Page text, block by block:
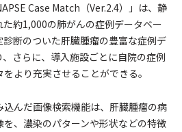
Case Match（Ver.2.4）」は、静
約1,000の肺がんの症例データベー
断のついた肝臓腫瘤の豊富な症例デ
さらに、導入施設ごとに自院の症例
より充実させることができる。
んだ画像検索機能は、肝臓腫瘤の病
、濃染のパターンや形状などの特徴